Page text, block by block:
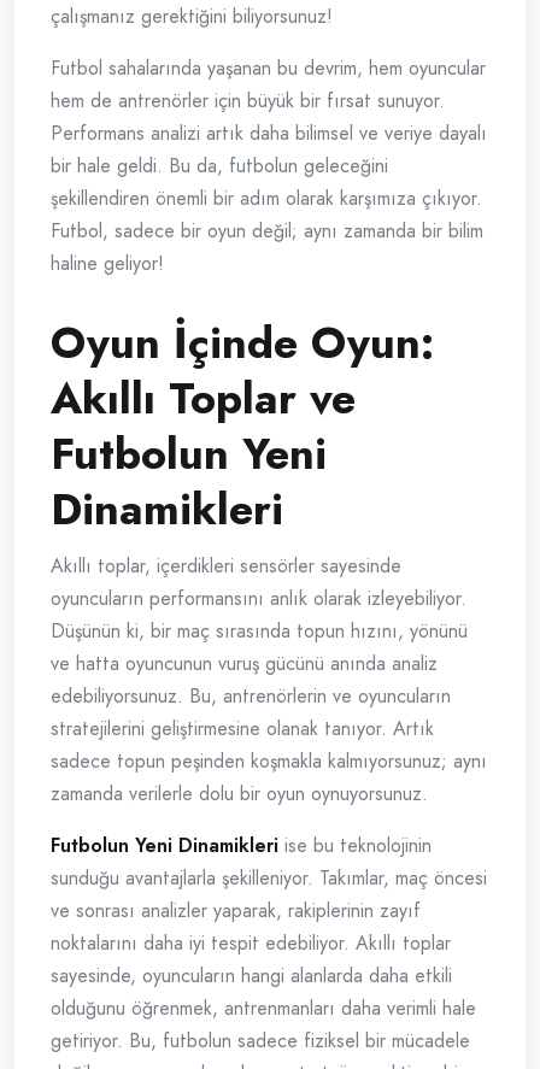
çalışmanız gerektiğini biliyorsunuz!
Futbol sahalarında yaşanan bu devrim, hem oyuncular
hem de antrenörler için büyük bir fırsat sunuyor.
Performans analizi artık daha bilimsel ve veriye dayalı
bir hale geldi. Bu da, futbolun geleceğini
şekillendiren önemli bir adım olarak karşımıza çıkıyor.
Futbol, sadece bir oyun değil; aynı zamanda bir bilim
haline geliyor!
Oyun İçinde Oyun:
Akıllı Toplar ve
Futbolun Yeni
Dinamikleri
Akıllı toplar, içerdikleri sensörler sayesinde
oyuncuların performansını anlık olarak izleyebiliyor.
Düşünün ki, bir maç sırasında topun hızını, yönünü
ve hatta oyuncunun vuruş gücünü anında analiz
edebiliyorsunuz. Bu, antrenörlerin ve oyuncuların
stratejilerini geliştirmesine olanak tanıyor. Artık
sadece topun peşinden koşmakla kalmıyorsunuz; aynı
zamanda verilerle dolu bir oyun oynuyorsunuz.
Futbolun Yeni Dinamikleri ise bu teknolojinin
sunduğu avantajlarla şekilleniyor. Takımlar, maç öncesi
ve sonrası analizler yaparak, rakiplerinin zayıf
noktalarını daha iyi tespit edebiliyor. Akıllı toplar
sayesinde, oyuncuların hangi alanlarda daha etkili
olduğunu öğrenmek, antrenmanları daha verimli hale
getiriyor. Bu, futbolun sadece fiziksel bir mücadele